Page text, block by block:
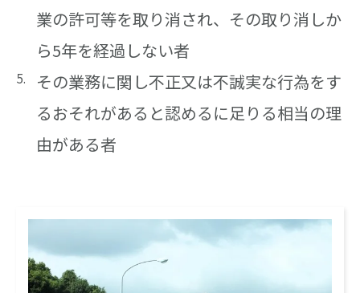
業の許可等を取り消され、その取り消しか
ら5年を経過しない者
その業務に関し不正又は不誠実な行為をす
るおそれがあると認めるに足りる相当の理
由がある者